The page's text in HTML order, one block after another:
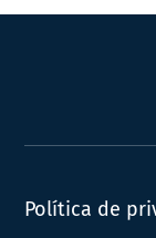
Política de